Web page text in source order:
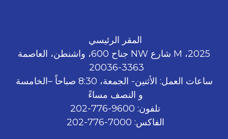
المقر الرئيسي
2025، M شارع NW جناح 600، واشنطن، العاصمة
3363-20036
ساعات العمل: الأثنين- الجمعة، 8:30 صباحاً –الخامسة
و النصف مساءً
تلفون: 9600-776-202
الفاكس: 7000-776-202